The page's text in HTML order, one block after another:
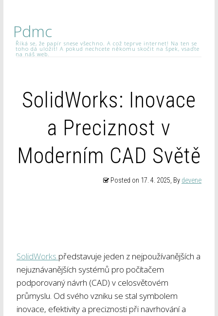
Pdmc
Říká se, že papír snese všechno. A což teprve internet! Na ten se
toho dá uložit! A pokud nechcete někomu skočit na špek, vsaďte
na náš web.
SolidWorks: Inovace
a Preciznost v
Moderním CAD Světě
Posted on 17. 4. 2025, By devene
SolidWorks představuje jeden z nejpoužívanějších a
nejuznávanějších systémů pro počítačem
podporovaný návrh (CAD) v celosvětovém
průmyslu. Od svého vzniku se stal symbolem
inovace, efektivity a preciznosti při navrhování a